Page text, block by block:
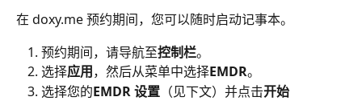
在 doxy.me 预约期间，您可以随时启动记事本。
预约期间，请导航至控制栏。
选择应用，然后从菜单中选择EMDR。
选择您的EMDR 设置 （见下文）并点击开始